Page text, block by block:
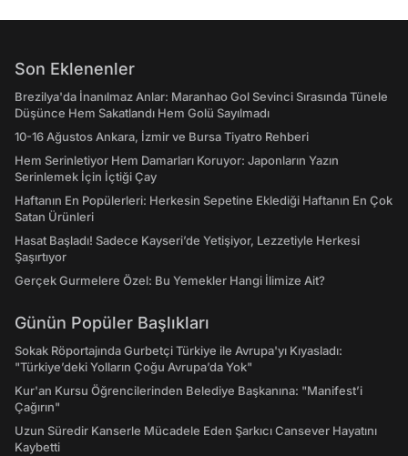
Son Eklenenler
Brezilya'da İnanılmaz Anlar: Maranhao Gol Sevinci Sırasında Tünele
Düşünce Hem Sakatlandı Hem Golü Sayılmadı
10-16 Ağustos Ankara, İzmir ve Bursa Tiyatro Rehberi
Hem Serinletiyor Hem Damarları Koruyor: Japonların Yazın
Serinlemek İçin İçtiği Çay
Haftanın En Popülerleri: Herkesin Sepetine Eklediği Haftanın En Çok
Satan Ürünleri
Hasat Başladı! Sadece Kayseri’de Yetişiyor, Lezzetiyle Herkesi
Şaşırtıyor
Gerçek Gurmelere Özel: Bu Yemekler Hangi İlimize Ait?
Günün Popüler Başlıkları
Sokak Röportajında Gurbetçi Türkiye ile Avrupa'yı Kıyasladı:
"Türkiye’deki Yolların Çoğu Avrupa’da Yok"
Kur'an Kursu Öğrencilerinden Belediye Başkanına: "Manifest’i
Çağırın"
Uzun Süredir Kanserle Mücadele Eden Şarkıcı Cansever Hayatını
Kaybetti